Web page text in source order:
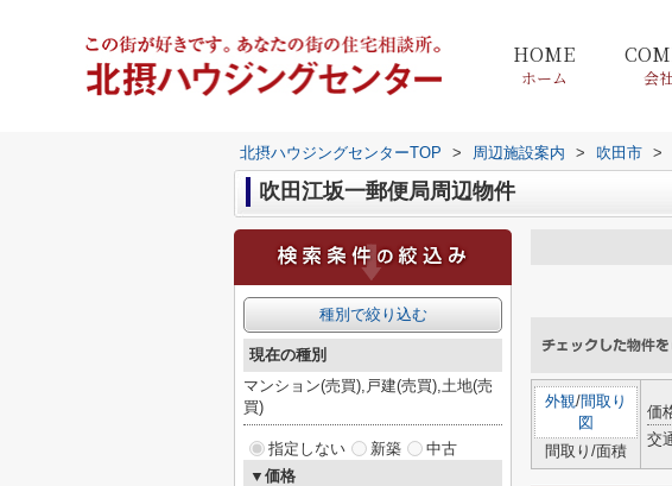
HOME
ホーム 会
北摂ハウジングセンターTOP > 周辺施設案内 > 吹田市 >
吹田江坂一郵便局周辺物件
外観/間取り
図
間取り/面積
価
交
種別で絞り込む
現在の種別
マンション(売買),戸建(売買),土地(売
買)
指定しない 新築
中古
▼価格